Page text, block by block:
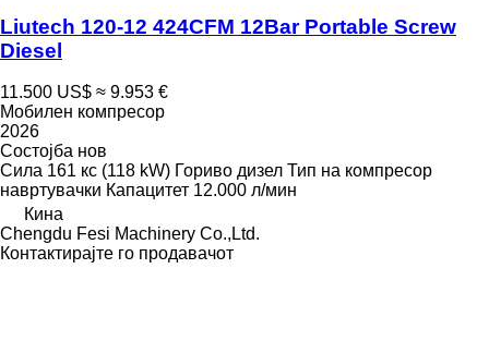
Liutech 120-12 424CFM 12Bar Portable Screw
Diesel
11.500 US$ ≈ 9.953 €
Мобилен компресор
2026
Состојба нов
Сила 161 кс (118 kW) Гориво дизел Тип на компресор
навртувачки Капацитет 12.000 л/мин
Кина
Chengdu Fesi Machinery Co.,Ltd.
Контактирајте го продавачот